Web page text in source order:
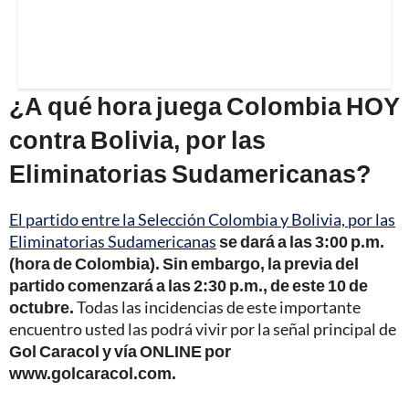
¿A qué hora juega Colombia HOY
contra Bolivia, por las
Eliminatorias Sudamericanas?
El partido entre la Selección Colombia y Bolivia, por las
Eliminatorias Sudamericanasse dará a las 3:00 p.m.
(hora de Colombia). Sin embargo, la previa del
partido comenzará a las 2:30 p.m., de este 10 de
octubre.Todas las incidencias de este importante
encuentro usted las podrá vivir por la señal principal de
Gol Caracol y vía ONLINE por
www.golcaracol.com.